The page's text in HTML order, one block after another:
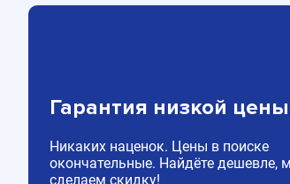
Гарантия низкой цены
Никаких наценок. Цены в поиске
окончательные. Найдёте дешевле,
сделаем скидку!